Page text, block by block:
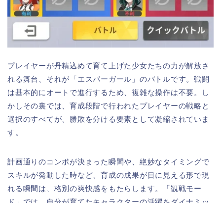
プレイヤーが丹精込めて育て上げた少女たちの力が解放さ
れる舞台、それが「エスパーガール」のバトルです。戦闘
は基本的にオートで進行するため、複雑な操作は不要。し
かしその裏では、育成段階で行われたプレイヤーの戦略と
選択のすべてが、勝敗を分ける要素として凝縮されていま
す。
計画通りのコンボが決まった瞬間や、絶妙なタイミングで
スキルが発動した時など、育成の成果が目に見える形で現
れる瞬間は、格別の爽快感をもたらします。「観戦モー